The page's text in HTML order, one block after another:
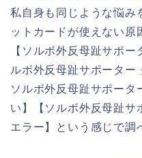
私自身も同じような悩み
ットカードが使えない原
【ソルボ外反母趾サポ
ルボ外反母趾サポータ
ソルボ外反母趾サポー
い】【ソルボ外反母趾
エラー】という感じで調